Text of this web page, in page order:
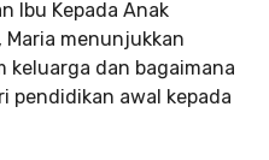
Ibu Kepada Anak
Maria menunjukkan
keluarga dan bagaimana
pendidikan awal kepada